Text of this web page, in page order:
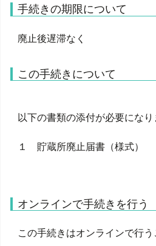
手続きの期限について
廃止後遅滞なく
この手続きについて
以下の書類の添付が必要になり
１ 貯蔵所廃止届書（様式）
オンラインで手続きを行う
この手続きはオンラインで行う